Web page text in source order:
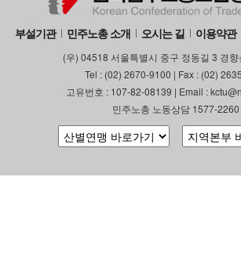
부설기관 민주노총 소개 오시는 길 이용약관
(우) 04518 서울특별시 중구 정동길 3 경
Tel : (02) 2670-9100 | Fax : (02)
고유번호 : 107-82-08139 | Email :
민주노총 노동상담 1577-2260